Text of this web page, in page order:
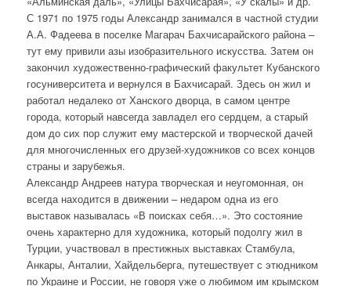
С 1971 по 1975 годы Александр занимался в частной студии
А.А. Фадеева в поселке Магарач Бахчисарайского района –
тут ему привили азы изобразительного искусства. Затем он
закончил художественно-графический факультет Кубанского
госуниверситета и вернулся в Бахчисарай. Здесь он жил и
работал недалеко от Ханского дворца, в самом центре
города, который навсегда завладел его сердцем, а старый
дом до сих пор служит ему мастерской и творческой дачей
для многочисленных его друзей-художников со всех концов
страны и зарубежья.
Александр Андреев натура творческая и неугомонная, он
всегда находится в движении – недаром одна из его
выставок называлась «В поисках себя…». Это состояние
очень характерно для художника, который подолгу жил в
Турции, участвовал в престижных выставках Стамбула,
Анкары, Анталии, Хайдельберга, путешествует с этюдником
по Украине и России, не говоря уже о любимом им крымском